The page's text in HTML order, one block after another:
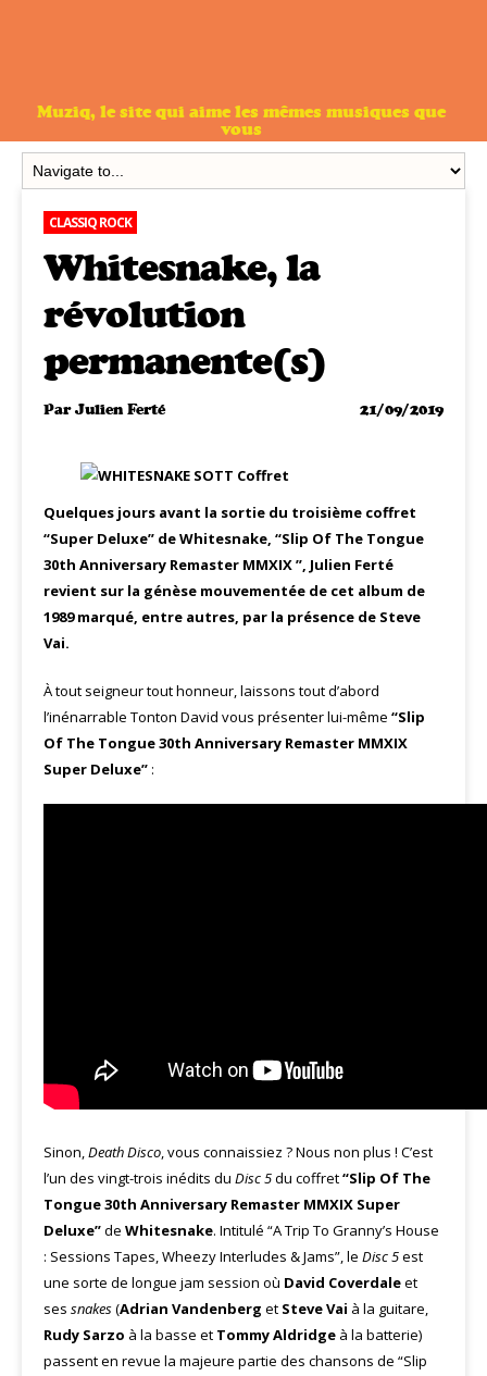
Muziq, le site qui aime les mêmes musiques que
vous
CLASSIQ ROCK
Whitesnake, la
révolution
permanente(s)
ParJulien Ferté 21/09/2019
Quelques jours avant la sortie du troisième coffret
“Super Deluxe” de Whitesnake, “Slip Of The Tongue
30th Anniversary Remaster MMXIX ”, Julien Ferté
revient sur la génèse mouvementée de cet album de
1989 marqué, entre autres, par la présence de Steve
Vai.
À tout seigneur tout honneur, laissons tout d’abord
l’inénarrable Tonton David vous présenter lui-même “Slip
Of The Tongue 30th Anniversary Remaster MMXIX
Super Deluxe” :
Sinon,Death Disco, vous connaissiez ? Nous non plus ! C’est
l’un des vingt-trois inédits du Disc 5du coffret“Slip Of The
Tongue 30th Anniversary Remaster MMXIX Super
Deluxe”de Whitesnake. Intitulé “A Trip To Granny’s House
: Sessions Tapes, Wheezy Interludes & Jams”, le Disc 5est
une sorte de longue jam session où David Coverdaleet
ses snakes(Adrian Vandenberg et Steve Vai à la guitare,
Rudy Sarzo à la basse et Tommy Aldridge à la batterie)
passent en revue la majeure partie des chansons de “Slip